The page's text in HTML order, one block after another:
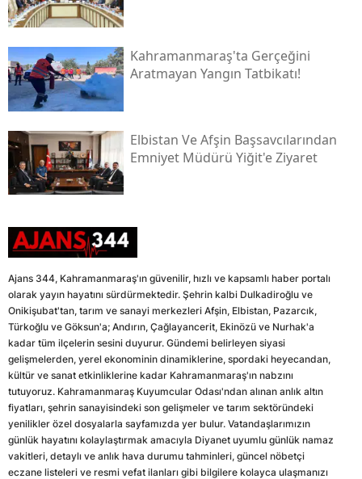
Kahramanmaraş'ta Gerçeğini
Aratmayan Yangın Tatbikatı!
Elbistan Ve Afşin Başsavcılarından
Emniyet Müdürü Yiğit'e Ziyaret
Ajans 344, Kahramanmaraş'ın güvenilir, hızlı ve kapsamlı haber portalı
olarak yayın hayatını sürdürmektedir. Şehrin kalbi Dulkadiroğlu ve
Onikişubat'tan, tarım ve sanayi merkezleri Afşin, Elbistan, Pazarcık,
Türkoğlu ve Göksun'a; Andırın, Çağlayancerit, Ekinözü ve Nurhak'a
kadar tüm ilçelerin sesini duyurur. Gündemi belirleyen siyasi
gelişmelerden, yerel ekonominin dinamiklerine, spordaki heyecandan,
kültür ve sanat etkinliklerine kadar Kahramanmaraş'ın nabzını
tutuyoruz. Kahramanmaraş Kuyumcular Odası'ndan alınan anlık altın
fiyatları, şehrin sanayisindeki son gelişmeler ve tarım sektöründeki
yenilikler özel dosyalarla sayfamızda yer bulur. Vatandaşlarımızın
günlük hayatını kolaylaştırmak amacıyla Diyanet uyumlu günlük namaz
vakitleri, detaylı ve anlık hava durumu tahminleri, güncel nöbetçi
eczane listeleri ve resmi vefat ilanları gibi bilgilere kolayca ulaşmanızı